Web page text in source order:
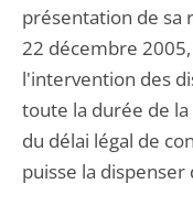
présentation de sa
22 décembre
l'intervention des
toute la durée de
du délai légal de
puisse la